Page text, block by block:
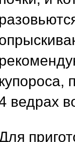
купороса,
ведрах